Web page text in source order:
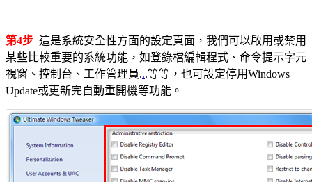
第4步 這是系統安全性方面的設定頁面，我們可以啟用或禁用
某些比較重要的系統功能，如登錄檔編輯程式、命令提示字元
視窗、控制台、工作管理員...等等，也可設定停用Windows
Update或更新完自動重開機等功能。